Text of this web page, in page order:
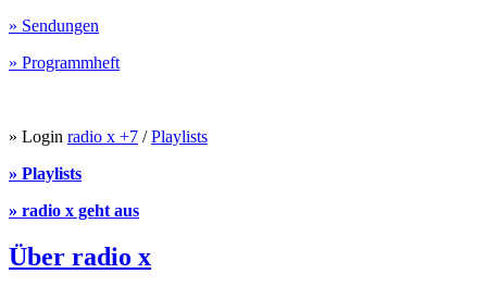
» Sendungen
» Programmheft
» Login radio x +7 /Playlists
» Playlists
» radio x geht aus
Über radio x